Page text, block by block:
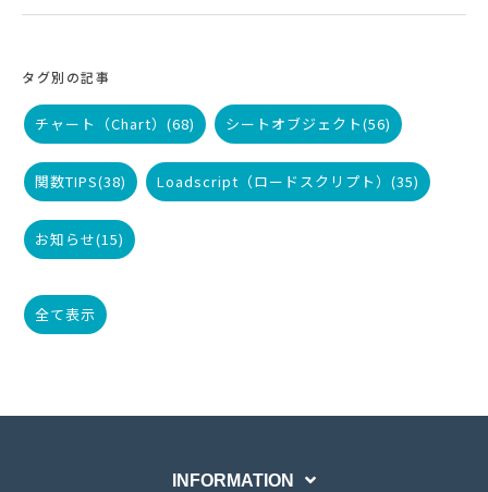
タグ別の記事
チャート（Chart） (68) シートオブジェクト(56)
関数TIPS(38) Loadscript（ロードスクリプト） (35)
お知らせ(15)
全て表示
INFORMATION